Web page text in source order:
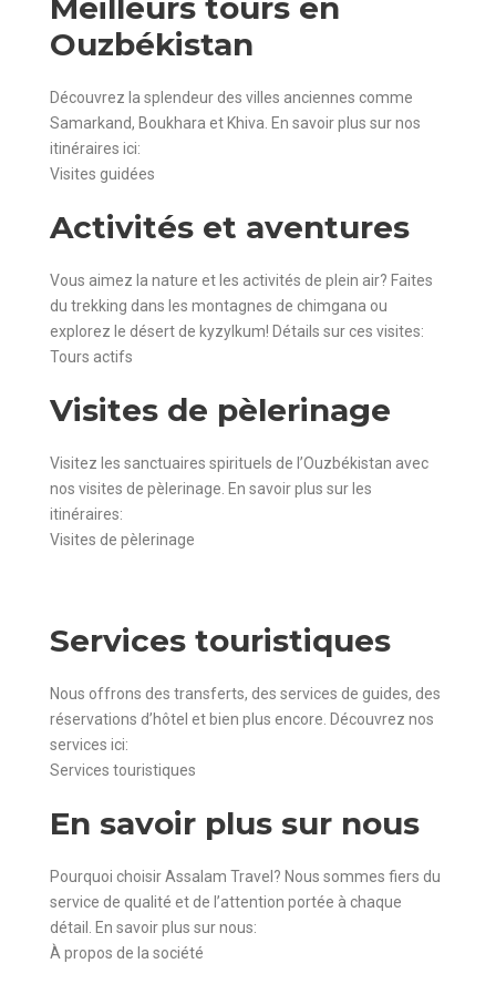
Meilleurs tours en
Ouzbékistan
Découvrez la splendeur des villes anciennes comme
Samarkand, Boukhara et Khiva. En savoir plus sur nos
itinéraires ici:
Visites guidées
Activités et aventures
Vous aimez la nature et les activités de plein air? Faites
du trekking dans les montagnes de chimgana ou
explorez le désert de kyzylkum! Détails sur ces visites:
Tours actifs
Visites de pèlerinage
Visitez les sanctuaires spirituels de l’Ouzbékistan avec
nos visites de pèlerinage. En savoir plus sur les
itinéraires:
Visites de pèlerinage
Services touristiques
Nous offrons des transferts, des services de guides, des
réservations d’hôtel et bien plus encore. Découvrez nos
services ici:
Services touristiques
En savoir plus sur nous
Pourquoi choisir Assalam Travel? Nous sommes fiers du
service de qualité et de l’attention portée à chaque
détail. En savoir plus sur nous:
À propos de la société